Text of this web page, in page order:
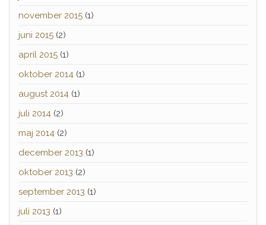
november 2015 (1)
juni 2015 (2)
april 2015 (1)
oktober 2014 (1)
august 2014 (1)
juli 2014 (2)
maj 2014 (2)
december 2013 (1)
oktober 2013 (2)
september 2013 (1)
juli 2013 (1)